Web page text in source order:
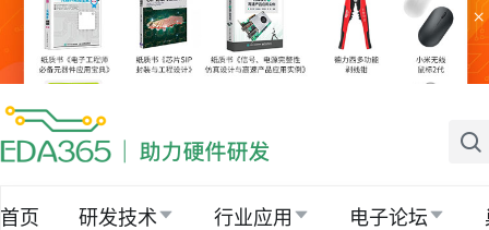
×
首页 研发技术 行业应用 电子论坛